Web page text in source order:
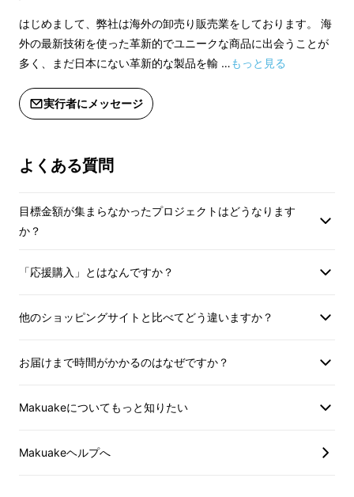
はじめまして、弊社は海外の卸売り販売業をしております。 海
外の最新技術を使った革新的でユニークな商品に出会うことが
多く、まだ日本にない革新的な製品を輸 …もっと見る
実行者にメッセージ
よくある質問
目標金額が集まらなかったプロジェクトはどうなります
か？
「応援購入」とはなんですか？
他のショッピングサイトと比べてどう違いますか？
お届けまで時間がかかるのはなぜですか？
Makuakeについてもっと知りたい
Makuakeヘルプへ